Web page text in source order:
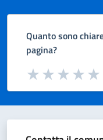
Quanto sono
pagina?
Valuta da 1 a 5 stelle la
Valuta
Valuta 3
Valuta 2 stelle
Valuta 1 stelle su 5